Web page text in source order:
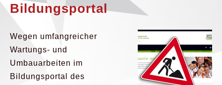
Bildungsportal
Wegen umfangreicher
Wartungs- und
Umbauarbeiten im
Bildungsportal des